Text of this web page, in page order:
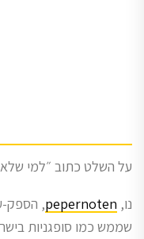
על השלט כתוב ״למי שלא
נו, pepernoten, הספק-
שממש כמו סופגניות